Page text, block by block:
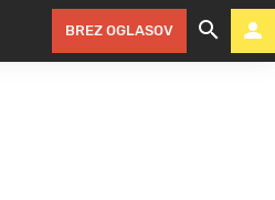
BREZ OGLASOV